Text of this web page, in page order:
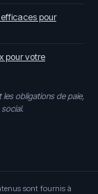
pour
pour votre
obligations de paie,
sont fournis à